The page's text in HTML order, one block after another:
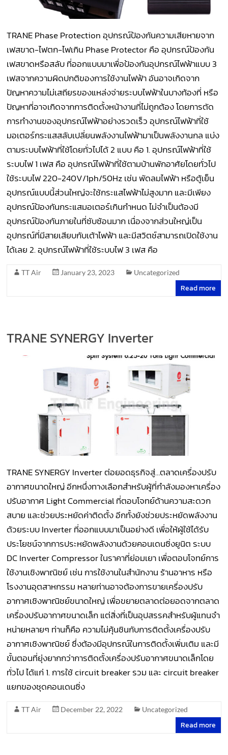
TRANE Phase Protection อุปกรณ์ป้องกันความเสียหายจาก
เฟสขาด-ไฟตก-ไฟเกิน Phase Protector คือ อุปกรณ์ป้องกัน
เฟสขาดหรือสลับ ที่ออกแบบมาเพื่อป้องกันอุปกรณ์ไฟฟ้าแบบ 3
เฟสจากความผิดปกติของการใช้งานไฟฟ้า อันอาจเกิดจาก
ปัญหาความไม่เสถียรของแหล่งจ่ายระบบไฟฟ้าในบางท้องที่ หรือ
ปัญหาที่อาจเกิดจากการติดตั้งหน้างานที่ไม่ถูกต้อง โดยการตัด
การทำงานของอุปกรณ์ไฟฟ้าอย่างรวดเร็ว อุปกรณ์ไฟฟ้าที่ใช้
มอเตอร์กระแสสลับเปลี่ยนพลังงานไฟฟ้ามาเป็นพลังงานกล แบ่ง
ตามระบบไฟฟ้าที่ใช้โดยทั่วไปได้ 2 แบบ คือ 1. อุปกรณ์ไฟฟ้าที่ใช้
ระบบไฟ 1 เฟส คือ อุปกรณ์ไฟฟ้าที่ใช้ตามบ้านพักอาศัยโดยทั่วไป
ใช้ระบบไฟ 220-240V/1ph/50Hz เช่น พัดลมไฟฟ้า หรือตู้เย็น
อุปกรณ์แบบนี้ส่วนใหญ่จะใช้กระแสไฟฟ้าไม่สูงมาก และมีเพียง
อุปกรณ์ป้องกันกระแสมอเตอร์เกินกำหนด ไม่จำเป็นต้องมี
อุปกรณ์ป้องกันภายในที่ซับซ้อนมาก เนื่องจากส่วนใหญ่เป็น
อุปกรณ์ที่มีสายเสียบกับเต้าไฟฟ้า และมีสวิตช์สามารถเปิดใช้งาน
ได้เลย 2. อุปกรณ์ไฟฟ้าที่ใช้ระบบไฟ 3 เฟส คือ
TT Air January 23, 2023 Uncategorized
Read more
TRANE SYNERGY Inverter
TRANE SYNERGY Inverter ต่อยอดธุรกิจสู่…ตลาดเครื่องปรับ
อากาศขนาดใหญ่ อีกหนึ่งทางเลือกสำหรับผู้ที่กำลังมองหาเครื่อง
ปรับอากาศ Light Commercial ที่ตอบโจทย์ด้านความสะดวก
สบาย และช่วยประหยัดค่าติดตั้ง อีกทั้งยังช่วยประหยัดพลังงาน
ด้วยระบบ Inverter ที่ออกแบบมาเป็นอย่างดี เพื่อให้ผู้ใช้ได้รับ
ประโยชน์จากการประหยัดพลังงานด้วยคอนเดนซิ่งยูนิต ระบบ
DC Inverter Compressor ในราคาที่ย่อมเยา เพื่อตอบโจทย์การ
ใช้งานเชิงพาณิชย์ เช่น การใช้งานในสำนักงาน ร้านอาหาร หรือ
โรงงานอุตสาหกรรม หลายท่านอาจต้องการขายเครื่องปรับ
อากาศเชิงพาณิชย์ขนาดใหญ่ เพื่อขยายตลาดต่อยอดจากตลาด
เครื่องปรับอากาศขนาดเล็ก แต่สิ่งที่เป็นอุปสรรคสำหรับผู้แทนจำ
หน่ายหลายๆ ท่านก็คือ ความไม่คุ้นชินกับการติดตั้งเครื่องปรับ
อากาศเชิงพาณิชย์ ซึ่งต้องมีอุปกรณ์ในการติดตั้งเพิ่มเติม และมี
ขั้นตอนที่ยุ่งยากกว่าการติดตั้งเครื่องปรับอากาศขนาดเล็กโดย
ทั่วไป ได้แก่ 1. การใช้ circuit breaker รวม และ circuit breaker
แยกของชุดคอนเดนซิ่ง
TT Air December 22, 2022 Uncategorized
Read more